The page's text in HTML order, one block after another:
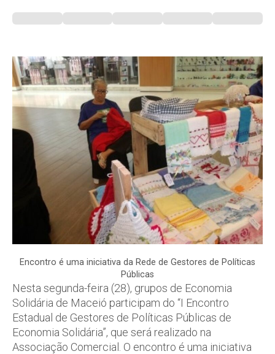
Encontro é uma iniciativa da Rede de Gestores de Políticas
Públicas
Nesta segunda-feira (28), grupos de Economia
Solidária de Maceió participam do “I Encontro
Estadual de Gestores de Políticas Públicas de
Economia Solidária”, que será realizado na
Associação Comercial. O encontro é uma iniciativa